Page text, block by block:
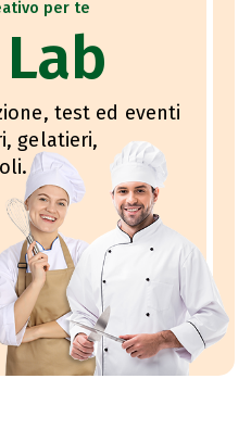
per te
test ed eventi
gelatieri,